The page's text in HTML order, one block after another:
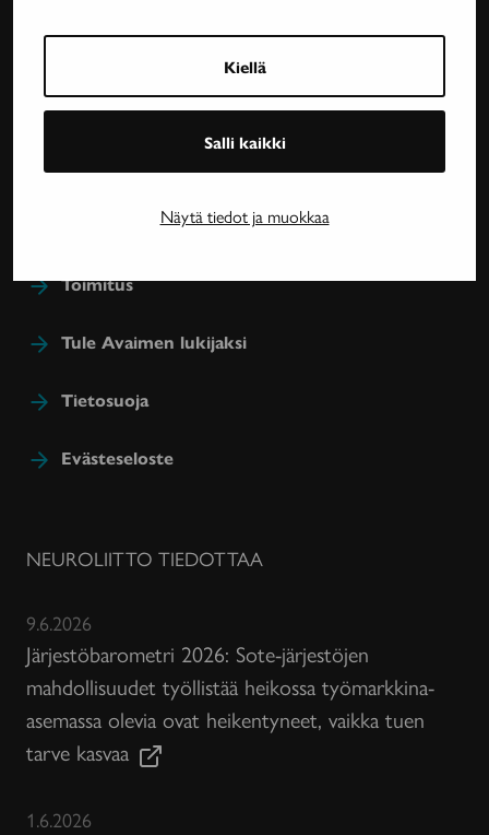
Kiellä
Salli kaikki
Näytä tiedot ja muokkaa
Neurologinen aikakauslehti Avain tarjoaa luotettavaa
ja asiantuntevaa tietoa MS-taudin, neurologisten
harvinaissairauksien ja essentiaalisen vapinan
sairastavien sosiaaliturvasta. Avain-lehteä julkaisee
Toimitus
Tule Avaimen lukijaksi
Tietosuoja
Evästeseloste
NEUROLIITTO TIEDOTTAA
9.6.2026
Järjestöbarometri 2026: Sote-järjestöjen
mahdollisuudet työllistää heikossa työmarkkina-
asemassa olevia ovat heikentyneet, vaikka tuen
tarve kasvaa
1.6.2026